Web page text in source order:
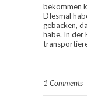
bekommen
DIesmal
gebacken,
habe. In der
1 Comments